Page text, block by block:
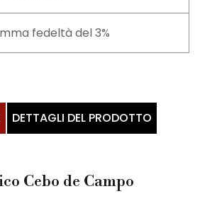
fedeltà del 3%
DETTAGLI DEL PRODOTTO
Cebo de Campo